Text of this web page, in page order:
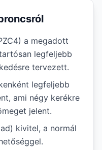
a megadott
legfeljebb
tervezett.
legfeljebb
ami négy kerékre
jelent.
kivitel, a normál